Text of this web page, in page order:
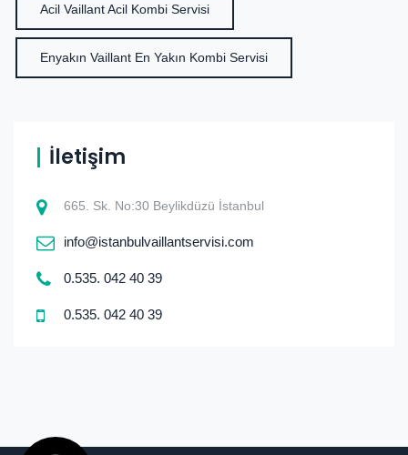
Acil Vaillant Acil Kombi Servisi
Enyakın Vaillant En Yakın Kombi Servisi
İletişim
665. Sk. No:30 Beylikdüzü İstanbul
info@istanbulvaillantservisi.com
0.535. 042 40 39
0.535. 042 40 39